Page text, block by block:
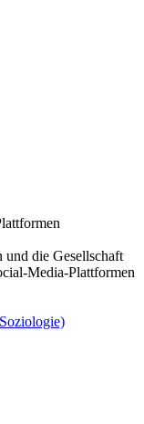
und die Gesellschaft
Media-Plattformen